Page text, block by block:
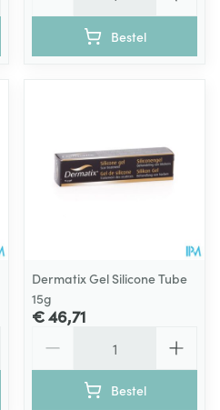
Bestel
Dermatix Gel Silicone Tube
15g
€ 46,71
Bestel